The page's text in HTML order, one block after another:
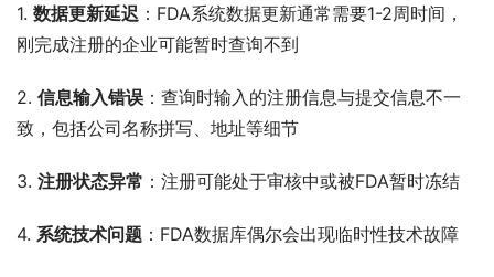
1. 数据更新延迟 ：FDA系统数据更新通常需要1-2周时间，
刚完成注册的企业可能暂时查询不到
2. 信息输入错误 ：查询时输入的注册信息与提交信息不一
致，包括公司名称拼写、地址等细节
3. 注册状态异常 ：注册可能处于审核中或被FDA暂时冻结
4. 系统技术问题 ：FDA数据库偶尔会出现临时性技术故障